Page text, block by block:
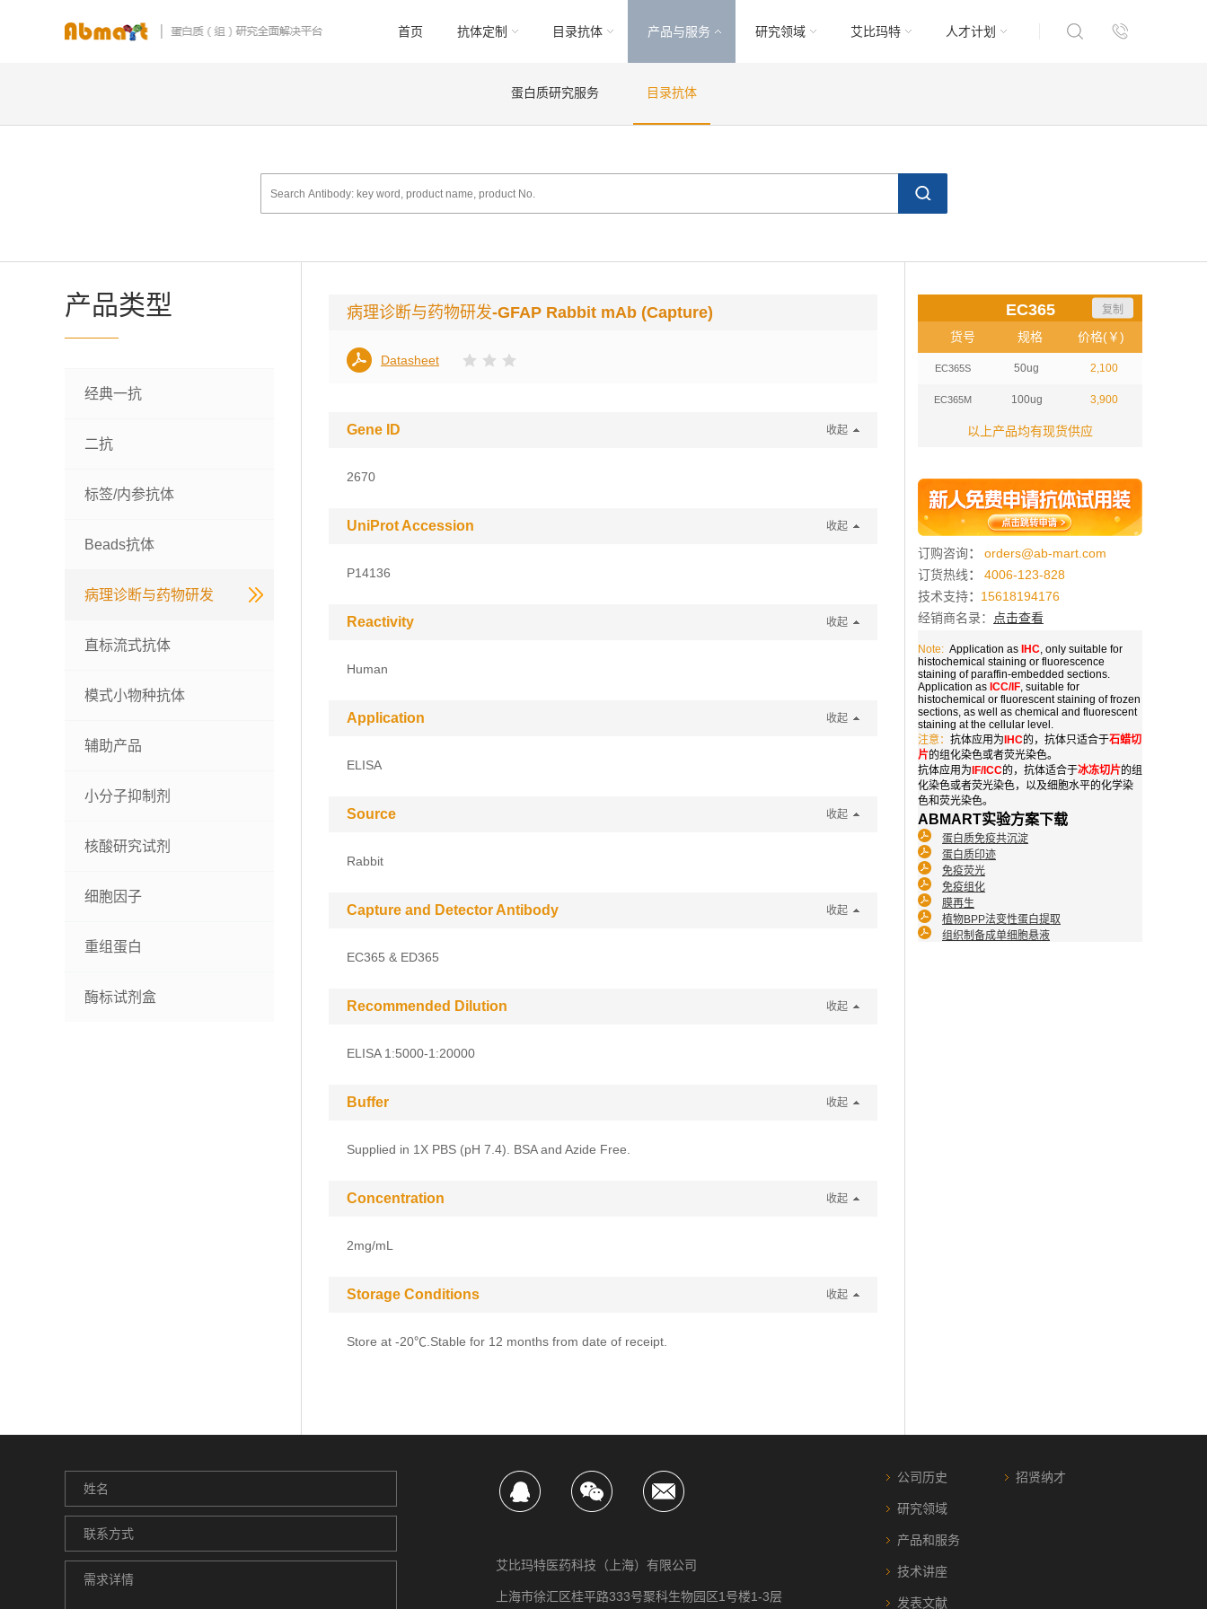
首页 抗体定制 目录抗体 产品与服务 研究领域 艾比玛特 人才计划
蛋白质研究服务 目录抗体
产品类型
经典一抗
二抗
标签/内参抗体
Beads抗体
病理诊断与药物研发
直标流式抗体
模式小物种抗体
辅助产品
小分子抑制剂
核酸研究试剂
细胞因子
重组蛋白
酶标试剂盒
EC365 复制
货号 规格 价格(￥)
EC365S 50ug 2,100
EC365M 100ug 3,900
以上产品均有现货供应
订购咨询：
orders@ab-mart.com
订货热线：
4006-123-828
技术支持： 15618194176
经销商名录：
点击查看
Note: Application as IHC, only suitable for
histochemical staining or fluorescence
staining of paraffin-embedded sections.
Application as ICC/IF, suitable for
histochemical or fluorescent staining of frozen
sections, as well as chemical and fluorescent
staining at the cellular level.
注意： 抗体应用为 IHC的，抗体只适合于石蜡切
片的组化染色或者荧光染色。
抗体应用为 IF/ICC的，抗体适合于冰冻切片的组
化染色或者荧光染色，以及细胞水平的化学染
色和荧光染色。
ABMART实验方案下载
蛋白质免疫共沉淀
蛋白质印迹
免疫荧光
免疫组化
膜再生
植物BPP法变性蛋白提取
组织制备成单细胞悬液
病理诊断与药物研发-GFAP Rabbit mAb (Capture)
Datasheet
Gene ID 收起
2670
UniProt Accession 收起
P14136
Reactivity 收起
Human
Application 收起
ELISA
Source 收起
Rabbit
Capture and Detector Antibody 收起
EC365 & ED365
Recommended Dilution 收起
ELISA 1:5000-1:20000
Buffer 收起
Supplied in 1X PBS (pH 7.4). BSA and Azide Free.
Concentration 收起
2mg/mL
Storage Conditions 收起
Store at -20℃.Stable for 12 months from date of receipt.
艾比玛特医药科技（上海）有限公司
上海市徐汇区桂平路333号聚科生物园区1号楼1-3层
公司历史
研究领域
产品和服务
技术讲座
发表文献
招贤纳才